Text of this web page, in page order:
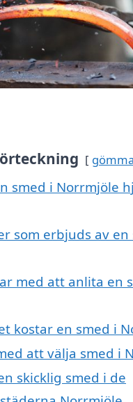
gömma
smed i Norrmjöle
som erbjuds av en
med att anlita en
kostar en smed i
att välja smed i
skicklig smed i de